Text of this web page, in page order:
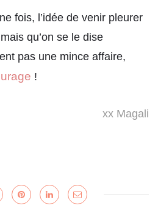
fois, l’idée de venir pleurer
qu’on se le dise
pas une mince affaire,
!
xx Magali